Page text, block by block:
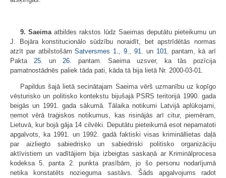
9. Saeimaatbildes rakstos lūdz Saeimas deputātu pieteikumu un
J. Bojāra konstitucionālo sūdzību noraidīt, bet apstrīdētās normas
atzīt par atbilstošāmSatversmes 1.,9., 91. un 101. pantam, kā arī
Pakta 25.un26. pantam. Saeima uzsver, ka tās pozīcija
pamatnostādnēs paliek tāda pati, kāda tā bija lietā Nr. 2000-03-01.
Papildus šajā lietā secinātajam Saeima vērš uzmanību uz kopīgo
vēsturisko un politisko kontekstu bijušajā PSRS teritorijā 1990. gada
beigās un 1991. gada sākumā. Tālaika notikumi Latvijā aplūkojami,
ņemot vērā traģiskos notikumus, kas risinājās arī citur, piemēram,
Lietuvā, kur bojā gāja 14 cilvēki. Deputātu pieteikumā esot nepamatoti
apgalvots, ka 1991. un 1992. gadā faktiski visas krimināllietas daļā
par aizliegto sabiedrisko un sabiedriski politisko organizāciju
aktīvistiem un vadītājiem bija izbeigtas saskaņā ar Kriminālprocesa
kodeksa 5. panta 2. punkta prasībām, jo šo personu nodarījumā
netika konstatēts nozieguma sastāvs. Šāds apgalvojums radot